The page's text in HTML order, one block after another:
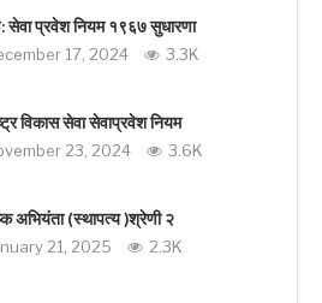
सेवा प्रवेश नियम १९६७ सुधारणा
17, 2024 3.3K
विकास सेवा सेवाप्रवेश नियम
23, 2024 3.6K
अभियंता (स्थापत्य )श्रेणी २
21, 2025 2.3K